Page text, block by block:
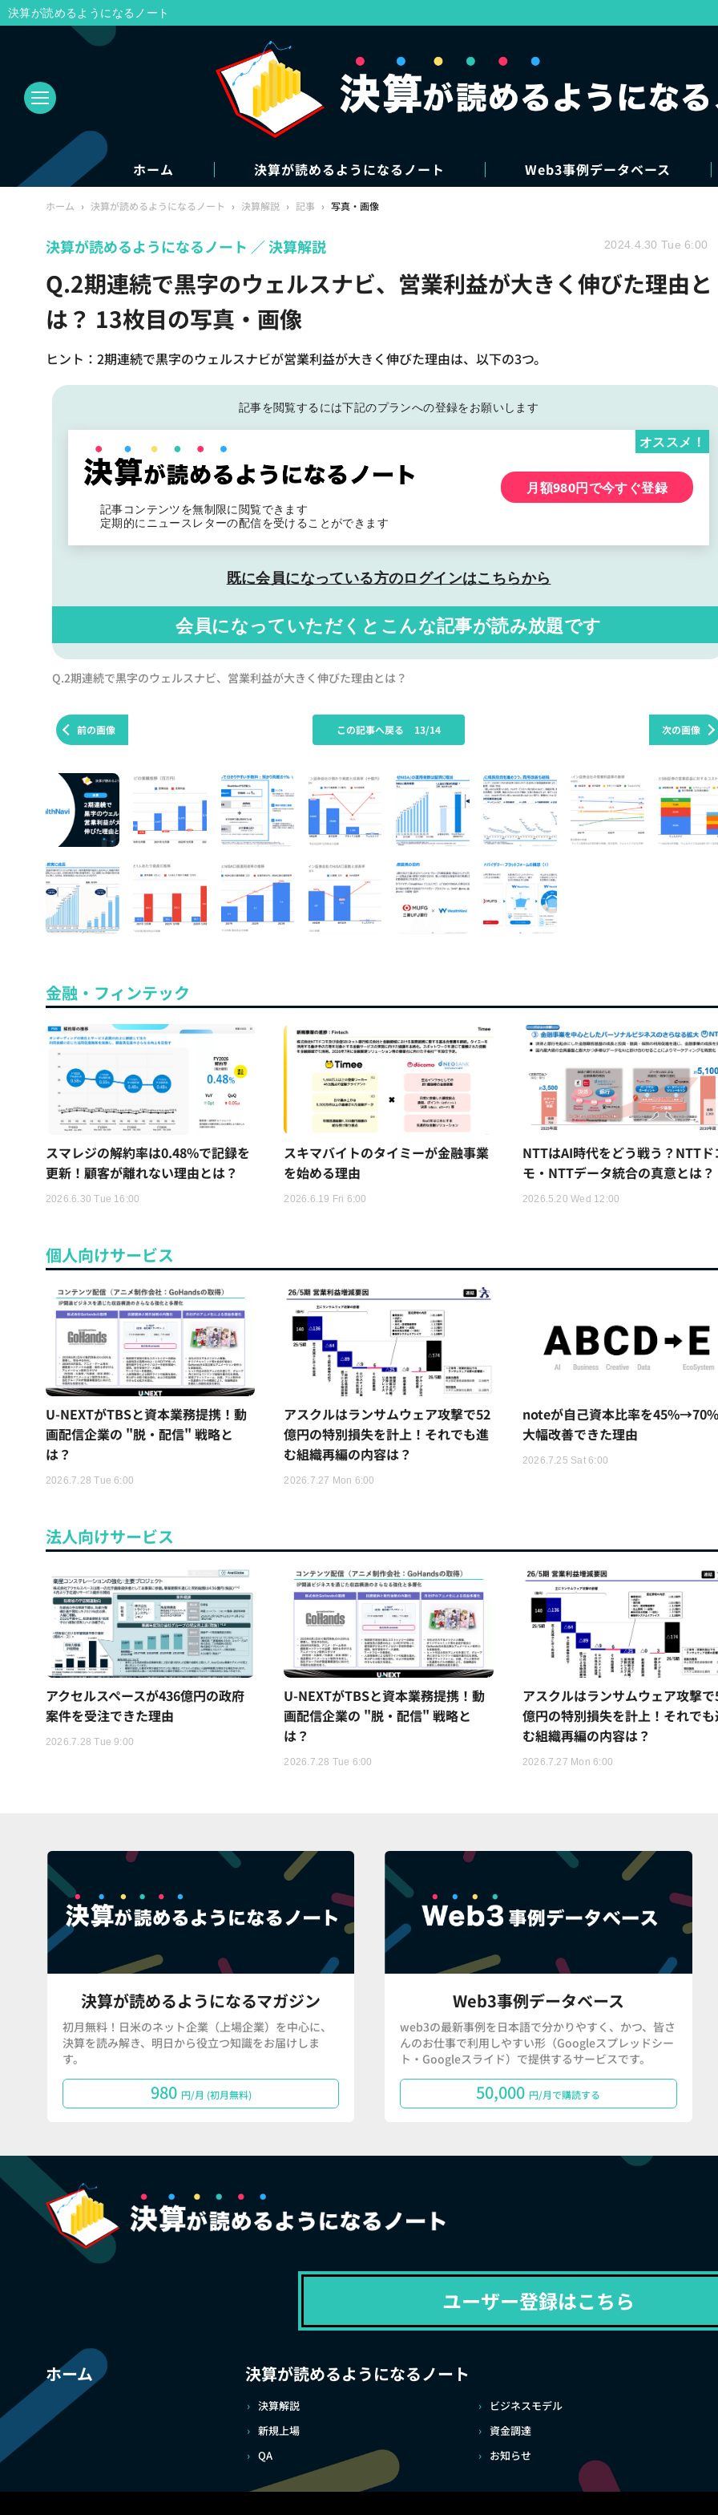
ホーム 決算が読めるようになるノート Web3事例データベース
ホーム › 決算が読めるようになるノート › 決算解説 › 記事 › 写真・画像
Q.2期連続で黒字のウェルスナビ、営業利益が大きく伸びた理由と
は？ 13枚目の写真・画像
ヒント：2期連続で黒字のウェルスナビが営業利益が大きく伸びた理由は、以下の3つ。
決算が読めるようになるノート 決算解説 2024.4.30 Tue 6:00
記事を閲覧するには下記のプランへの登録をお願いします
記事コンテンツを無制限に閲覧できます
定期的にニュースレターの配信を受けることができます
オススメ！
月額980円で今すぐ登録
既に会員になっている方のログインはこちらから
会員になっていただくと こんな記事が読み放題です
Q.2期連続で黒字のウェルスナビ、営業利益が大きく伸びた理由とは？
前の画像 次の画像
この記事へ戻る 13/14
金融・フィンテック
スマレジの解約率は0.48%で記録を
更新！顧客が離れない理由とは？
2026.6.30 Tue 16:00
スキマバイトのタイミーが金融事業
を始める理由
2026.6.19 Fri 6:00
NTTはAI時代をどう戦う？NTTド
モ・NTTデータ統合の真意とは？
2026.5.20 Wed 12:00
個人向けサービス
U-NEXTがTBSと資本業務提携！動
画配信企業の "脱・配信" 戦略と
は？
2026.7.28 Tue 6:00
アスクルはランサムウェア攻撃で52
億円の特別損失を計上！それでも進
む組織再編の内容は？
2026.7.27 Mon 6:00
noteが自己資本比率を
大幅改善できた理由
2026.7.25 Sat 6:00
法人向けサービス
アクセルスペースが436億円の政府
案件を受注できた理由
2026.7.28 Tue 9:00
U-NEXTがTBSと資本業務提携！動
画配信企業の "脱・配信" 戦略と
は？
2026.7.28 Tue 6:00
アスクルはランサムウェア攻撃
億円の特別損失を計上！それでも
む組織再編の内容は？
2026.7.27 Mon 6:00
決算が読めるようになるマガジン
初月無料！日米のネット企業（上場企業）を中心に、
決算を読み解き、明日から役立つ知識をお届けしま
す。
980 円/月 (初月無料)
Web3事例データベース
web3の最新事例を日本語で分かりやすく、かつ、皆さ
んのお仕事で利用しやすい形（Googleスプレッドシー
ト・Googleスライド）で提供するサービスです。
50,000 円/月で購読する
ユーザー登録はこちら
ホーム 決算が読めるようになるノート
決算解説
ビジネスモデル
新規上場
資金調達
QA
お知らせ
決算が読めるようになるノート